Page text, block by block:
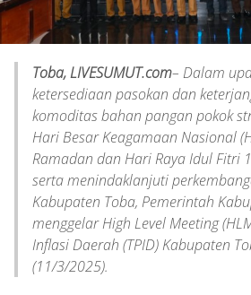
Toba, LIVESUMUT.com– Dalam
ketersediaan pasokan dan
komoditas bahan pangan pokok
Hari Besar Keagamaan Nasional
Ramadan dan Hari Raya Idul Fitri
serta menindaklanjuti
Kabupaten Toba, Pemerintah
menggelar High Level Meeting
Inflasi Daerah (TPID) Kabupaten
(11/3/2025).